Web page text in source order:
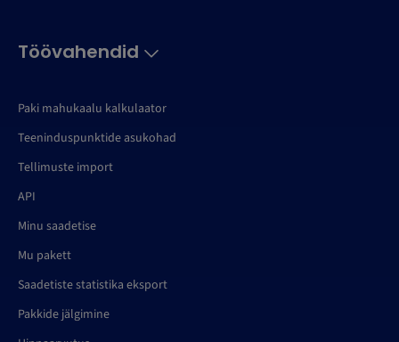
Töövahendid
Paki mahukaalu kalkulaator
Teeninduspunktide asukohad
Tellimuste import
API
Minu saadetise
Mu pakett
Saadetiste statistika eksport
Pakkide jälgimine